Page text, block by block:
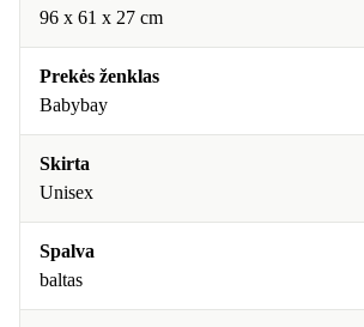
96 x 61 x 27 cm
Prekės ženklas
Babybay
Skirta
Unisex
Spalva
baltas